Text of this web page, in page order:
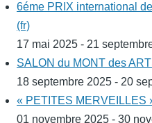
6éme PRIX international
(fr)
17 mai 2025 - 21
SALON du MONT des
18 septembre 2025 - 20
« PETITES MERVEILLES
01 novembre 2025 - 30